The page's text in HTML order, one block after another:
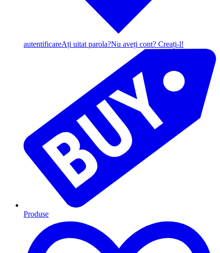
autentificareAți uitat parola?Nu aveți cont? Creați-l!
Produse